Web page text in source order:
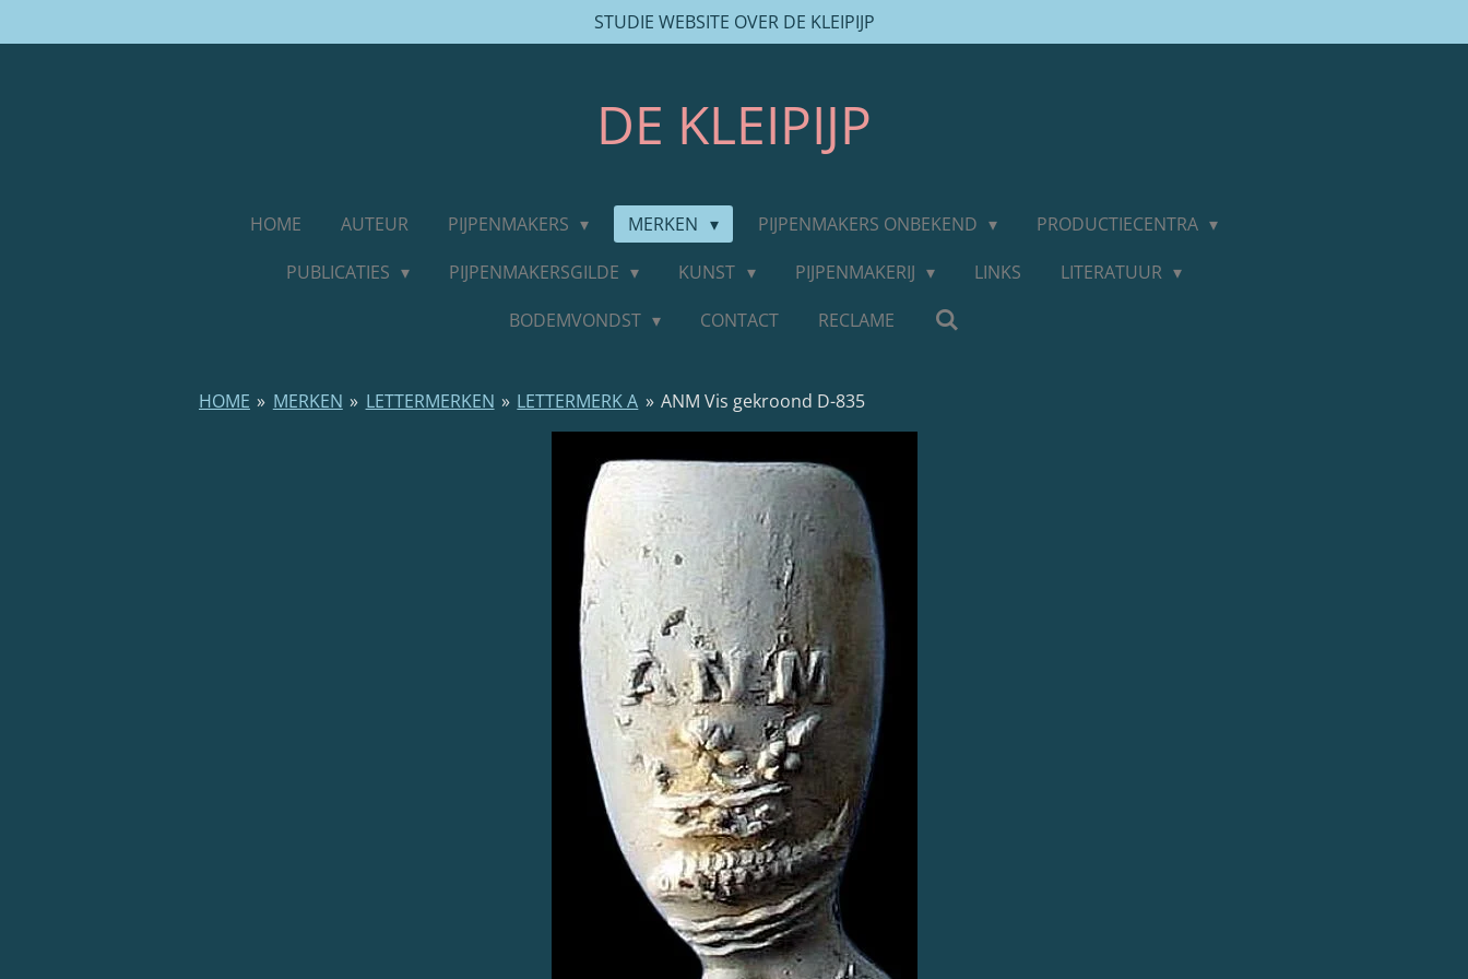
direct
STUDIE WEBSITE OVER DE KLEIPIJP
DE KLEIPIJP
HOME AUTEUR PIJPENMAKERS MERKEN PIJPENMAKERS ONBEKEND
PRODUCTIECENTRA
PUBLICATIES
PIJPENMAKERSGILDE KUNST PIJPENMAKERIJ LINKS
LITERATUUR
BODEMVONDST
CONTACT RECLAME
HOME » MERKEN » LETTERMERKEN » LETTERMERK A » ANM Vis gekroond D-835